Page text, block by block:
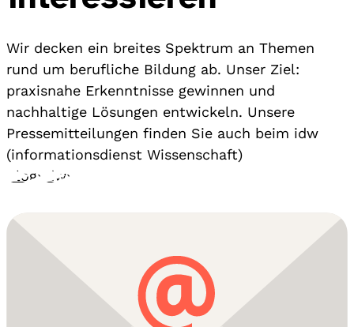
Wir decken ein breites Spektrum an Themen
rund um berufliche Bildung ab. Unser Ziel:
praxisnahe Erkenntnisse gewinnen und
nachhaltige Lösungen entwickeln. Unsere
Pressemitteilungen finden Sie auch beim idw
(informationsdienst Wissenschaft)
Blog› idw›